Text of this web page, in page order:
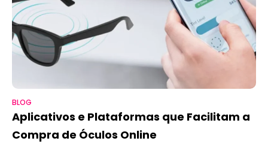
BLOG
Aplicativos e Plataformas que Facilitam a
Compra de Óculos Online